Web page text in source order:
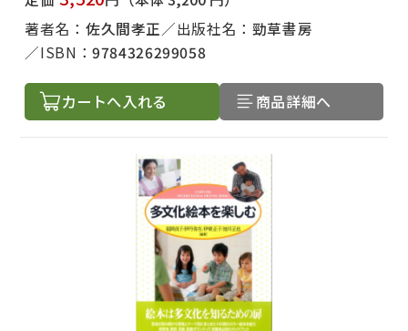
著者名： 佐久間孝正 出版社名： 勁草書房
ISBN：9784326299058
カートへ入れる 商品詳細へ